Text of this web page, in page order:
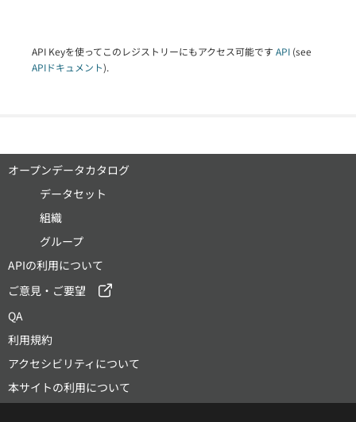
API Keyを使ってこのレジストリーにもアクセス可能です API (see
APIドキュメント).
オープンデータカタログ
データセット
組織
グループ
APIの利用について
ご意見・ご要望
QA
利用規約
アクセシビリティについて
本サイトの利用について